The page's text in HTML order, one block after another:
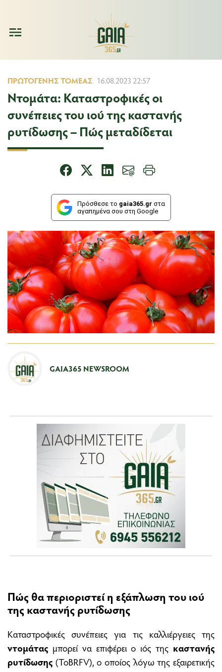
ΠΡΩΤΟΓΕΝΉΣ ΤΟΜΈΑΣ 16.08.2023 22:57
Ντομάτα: Καταστροφικές οι
συνέπειες του ιού της καστανής
ρυτίδωσης – Πώς μεταδίδεται
Πρόσθεσε το gaia365.gr στα
αγαπημένα σου στη Google
GAIA365 NEWSROOM
Πώς θα περιοριστεί η εξάπλωση του ιού
της καστανής ρυτίδωσης
Καταστροφικές συνέπειες για τις καλλιέργειες της
ντομάτας μπορεί να επιφέρει ο ιός της καστανής
ρυτίδωσης (ToBRFV), ο οποίος λόγω της εξαιρετικής